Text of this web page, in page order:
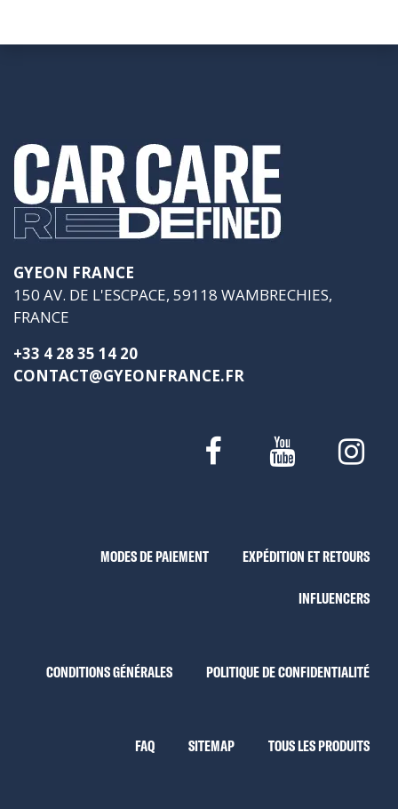
GYEON FRANCE
150 AV. DE L'ESCPACE, 59118 WAMBRECHIES,
FRANCE
+33 4 28 35 14 20
CONTACT@GYEONFRANCE.FR
MODES DE PAIEMENT EXPÉDITION ET RETOURS
INFLUENCERS
CONDITIONS GÉNÉRALES POLITIQUE DE CONFIDENTIALITÉ
FAQ SITEMAP TOUS LES PRODUITS